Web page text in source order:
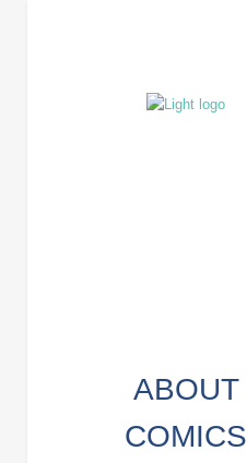
ABOUT
COMICS